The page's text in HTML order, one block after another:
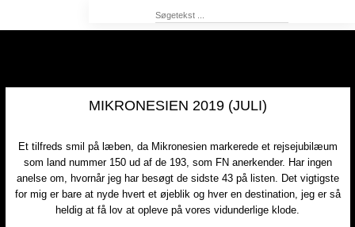
MIKRONESIEN 2019 (JULI)
Et tilfreds smil på læben, da Mikronesien markerede et rejsejubilæum
som land nummer 150 ud af de 193, som FN anerkender. Har ingen
anelse om, hvornår jeg har besøgt de sidste 43 på listen. Det vigtigste
for mig er bare at nyde hvert et øjeblik og hver en destination, jeg er så
heldig at få lov at opleve på vores vidunderlige klode.